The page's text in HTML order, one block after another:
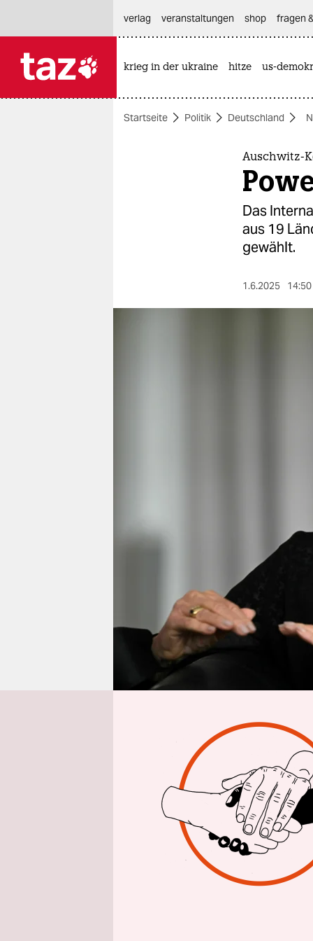
themen
unterstützen
genossenschaft
epaper login
verlag
veranstaltungen shop fragen
krieg in der ukraine hitze us-
Startseite Politik Deutschland
Auschwitz-
Das
aus 19
gewählt.
1.6.2025
| Die
Februar
Umlauf ist
sie Ende